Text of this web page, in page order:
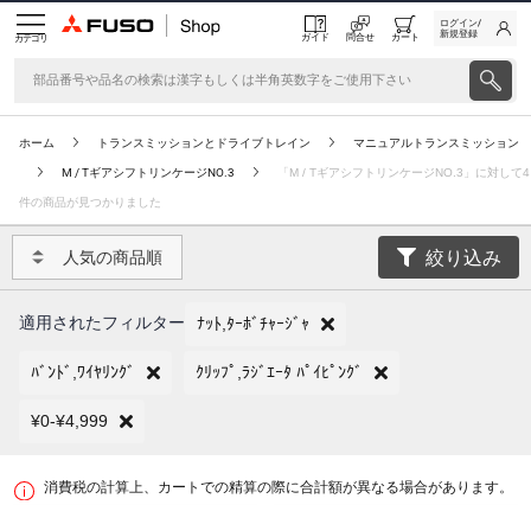
カテゴリ ガイド 問合せ カート
ログイン/
新規登録
ホーム トランスミッションとドライブトレイン マニュアルトランスミッション
M / TギアシフトリンケージNO.3 「M / TギアシフトリンケージNO.3」に対して4
件の商品が見つかりました
人気の商品順 絞り込み
適用されたフィルター ﾅｯﾄ,ﾀｰﾎﾞﾁｬｰｼﾞｬ
ﾊﾞﾝﾄﾞ,ﾜｲﾔﾘﾝｸﾞ ｸﾘｯﾌﾟ,ﾗｼﾞｴｰﾀ ﾊﾟｲﾋﾟﾝｸﾞ
¥0-¥4,999
消費税の計算上、カートでの精算の際に合計額が異なる場合があります。